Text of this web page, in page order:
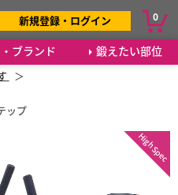
ブランド 鍛えたい部位
新規登録・ログイン 0
ップ
High Spec